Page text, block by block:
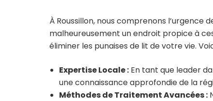
À Roussillon, nous comprenons l’urgence
malheureusement un endroit propice à
éliminer les punaises de lit de votre vie.
Expertise Locale : En tant que leader
une connaissance approfondie de la
Méthodes de Traitement Avancées :